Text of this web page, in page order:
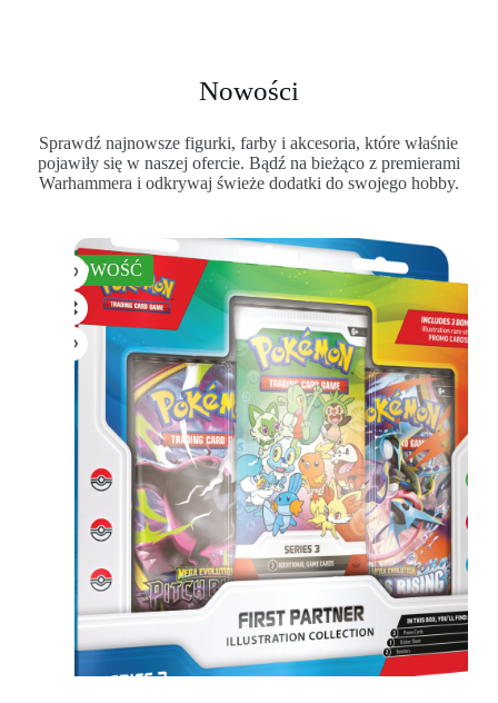
Nowości
Sprawdź najnowsze figurki, farby i akcesoria, które właśnie
pojawiły się w naszej ofercie. Bądź na bieżąco z premierami
Warhammera i odkrywaj świeże dodatki do swojego hobby.
NOWOŚĆ